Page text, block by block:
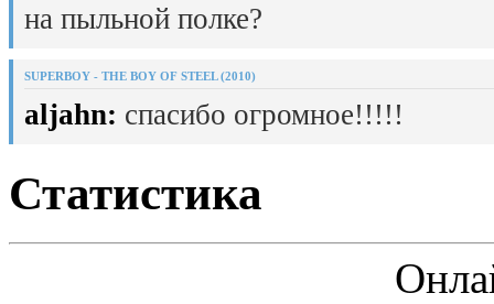
на пыльной полке?
SUPERBOY - THE BOY OF STEEL (2010)
aljahn: спасибо огромное!!!!!
Статистика